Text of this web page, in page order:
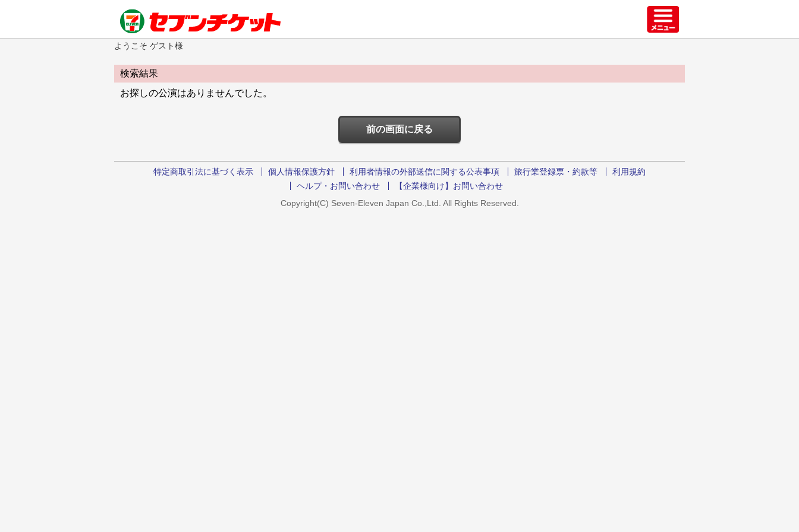
ようこそ ゲスト様
検索結果
お探しの公演はありませんでした。
前の画面に戻る
特定商取引法に基づく表示 個人情報保護方針 利用者情報の外部送信に関する公表事項 旅行業登録票・約款等
利用規約
ヘルプ・お問い合わせ
【企業様向け】お問い合わせ
Copyright(C) Seven-Eleven Japan Co.,Ltd. All Rights Reserved.